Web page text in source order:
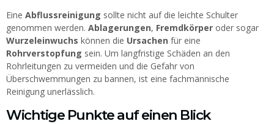
Eine Abflussreinigung sollte nicht auf die leichte Schulter
genommen werden. Ablagerungen, Fremdkörper oder sogar
Wurzeleinwuchs können die Ursachen für eine
Rohrverstopfung sein. Um langfristige Schäden an den
Rohrleitungen zu vermeiden und die Gefahr von
Überschwemmungen zu bannen, ist eine fachmännische
Reinigung unerlässlich.
Wichtige Punkte auf einen Blick